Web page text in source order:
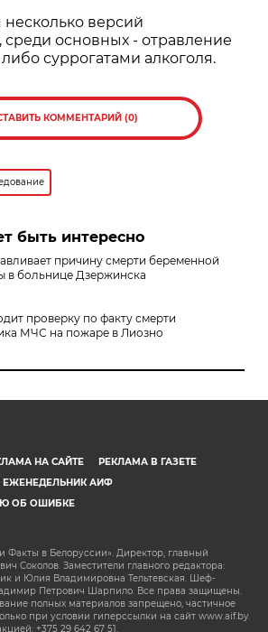
версий
основных - отравление
суррогатами алкоголя.
КОММЕНТАРИЙ (0)
быть интересно
причину смерти беременной
в больнице Дзержинска
проверку по факту смерти
МЧС на пожаре в Лиозно
НА САЙТЕ
РЕКЛАМА В ГАЗЕТЕ
АИФ
ОБ ОШИБКЕ
в Белоруссии». Директор, главный
Соколов. Заместители главного редактора:
и Юлия Владимировна Тельтевская. Шеф-
Петрович Шарпило. Все права защищены.
полных материалов запрещено, частичное
при условии гиперссылки на сайт www.aif.by.
+375 29 642 67 51.